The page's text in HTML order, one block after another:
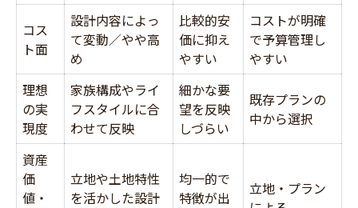
コス
ト面
設計内容によっ
て変動／やや高
め
比較的安
価に抑え
やすい
コストが明確
で予算管理し
やすい
理想
の実
現度
家族構成やライ
フスタイルに合
わせて反映
細かな要
望を反映
しづらい
既存プランの
中から選択
資産
価
値・
立地や土地特性
を活かした設計
均一的で
特徴が出
立地・プラン